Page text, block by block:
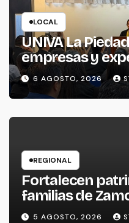
LOCAL
UNIVA La
empresas y
internacionales
productividad
6 AGOSTO, 2026
REGIONAL
Fortalecen
familias de
escrituras
5 AGOSTO, 2026